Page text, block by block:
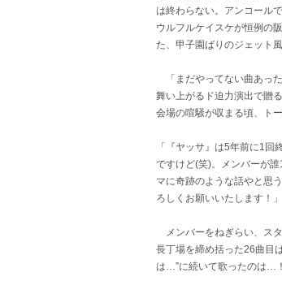
は終わらない。アンコール
ウルフルケイスケが恒例の
た、甲子園ばりのジェット
「まだやってない曲あっ
舞い上がるド迫力演出で贈
会場の喧騒が収まる頃、ト
「『ヤッサ』は5年前に1
ですけど(笑)。メンバーが
マに奇跡のような話やと思
ろしくお願いいたします！」
メンバーをねぎらい、ス
長丁場を締め括った26曲目
は…”に続いて歌ったのは…！